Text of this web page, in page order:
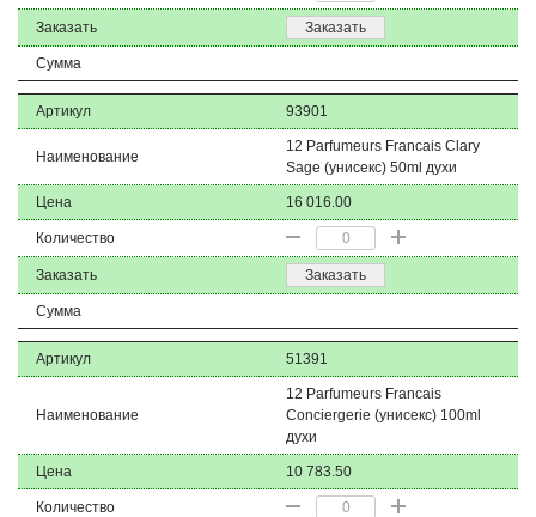
Заказать Заказать
Сумма
Артикул 93901
Наименование
12 Parfumeurs Francais Clary
Sage (унисекс) 50ml духи
Цена 16 016.00
Количество
Заказать Заказать
Сумма
Артикул 51391
Наименование
12 Parfumeurs Francais
Conciergerie (унисекс) 100ml
духи
Цена 10 783.50
Количество